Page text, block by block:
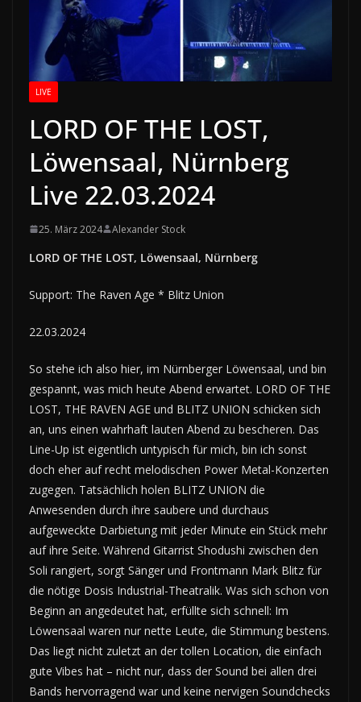
LIVE
LORD OF THE LOST,
Löwensaal, Nürnberg
Live 22.03.2024
25. März 2024 Alexander Stock
LORD OF THE LOST, Löwensaal, Nürnberg
Support: The Raven Age * Blitz Union
22.03.2024
So stehe ich also hier, im Nürnberger Löwensaal, und bin
gespannt, was mich heute Abend erwartet. LORD OF THE
LOST, THE RAVEN AGE und BLITZ UNION schicken sich
an, uns einen wahrhaft lauten Abend zu bescheren. Das
Line-Up ist eigentlich untypisch für mich, bin ich sonst
doch eher auf recht melodischen Power Metal-Konzerten
zugegen. Tatsächlich holen BLITZ UNION die
Anwesenden durch ihre saubere und durchaus
aufgeweckte Darbietung mit jeder Minute ein Stück mehr
auf ihre Seite. Während Gitarrist Shodushi zwischen den
Soli rangiert, sorgt Sänger und Frontmann Mark Blitz für
die nötige Dosis Industrial-Theatralik. Was sich schon von
Beginn an angedeutet hat, erfüllte sich schnell: Im
Löwensaal waren nur nette Leute, die Stimmung bestens.
Das liegt nicht zuletzt an der tollen Location, die einfach
gute Vibes hat – nicht nur, dass der Sound bei allen drei
Bands hervorragend war und keine nervigen Soundchecks